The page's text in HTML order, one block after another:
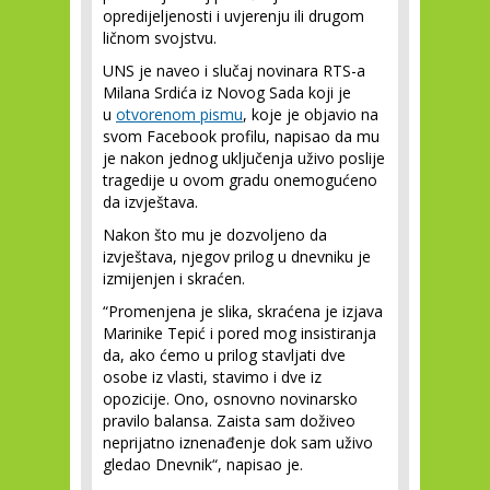
opredijeljenosti i uvjerenju ili drugom
ličnom svojstvu.
UNS je naveo i slučaj novinara RTS-a
Milana Srdića iz Novog Sada koji je
u otvorenom pismu, koje je objavio na
svom Facebook profilu, napisao da mu
je nakon jednog uključenja uživo poslije
tragedije u ovom gradu onemogućeno
da izvještava.
Nakon što mu je dozvoljeno da
izvještava, njegov prilog u dnevniku je
izmijenjen i skraćen.
“Promenjena je slika, skraćena je izjava
Marinike Tepić i pored mog insistiranja
da, ako ćemo u prilog stavljati dve
osobe iz vlasti, stavimo i dve iz
opozicije. Ono, osnovno novinarsko
pravilo balansa. Zaista sam doživeo
neprijatno iznenađenje dok sam uživo
gledao Dnevnik“, napisao je.